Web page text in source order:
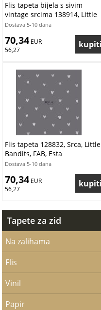
Flis tapeta bijela s sivim
vintage srcima 138914, Little
Bandits, Esta
Dostava 5-10 dana
70,34 EUR
56,27
Flis tapeta 128832, Srca, Little
Bandits, FAB, Esta
Dostava 5-10 dana
70,34 EUR
56,27
Tapete za zid
Na zalihama
Flis
Vinil
Papir